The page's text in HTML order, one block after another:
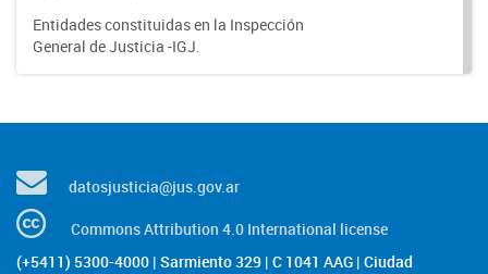
Entidades constituidas en la Inspección
General de Justicia -IGJ.
datosjusticia@jus.gov.ar
Commons Attribution 4.0 International license
(+5411) 5300-4000 | Sarmiento 329 | C 1041 AAG | Ciudad